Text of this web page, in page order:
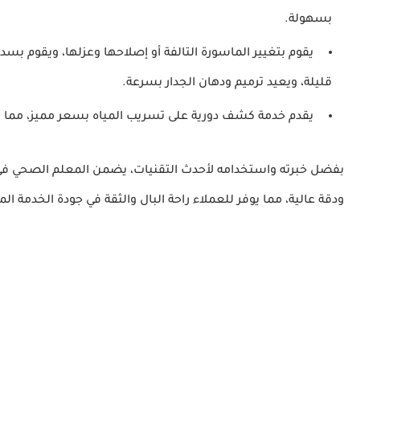
بسهولة.
يقوم بتغيير الماسورة التالفة أو إصلاحها وعزلها، ويقوم
قليلة، ويعيد ترميم ودهان الجدار بسرعة.
يقدم خدمة كشف دورية على تسريب المياه بسعر مميز،
بفضل خبرته واستخدامه لأحدث التقنيات، يضمن المعلم الصحي
ودقة عالية، مما يوفر للعملاء راحة البال والثقة في جودة الخدمة